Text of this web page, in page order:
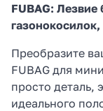
FUBAG:
Преобразите
FUBAG для
просто деталь,
идеального